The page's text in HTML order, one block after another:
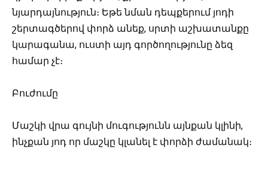
նյարդայնություն։ Եթե նման դեպքերում յոդի
շերտագծերով փորձ անեք, սրտի աշխատանքը
կարագանա, ուստի այդ գործողությունը ձեզ
համար չէ։
Բուժումը
Մաշկի վրա գույնի մուգությունն այնքան կլինի,
ինչքան յոդ որ մաշկը կլանել է փորձի ժամանակ։